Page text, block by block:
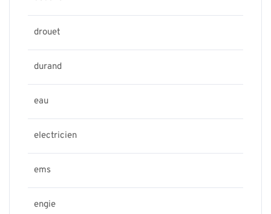
drouet
durand
eau
electricien
ems
engie